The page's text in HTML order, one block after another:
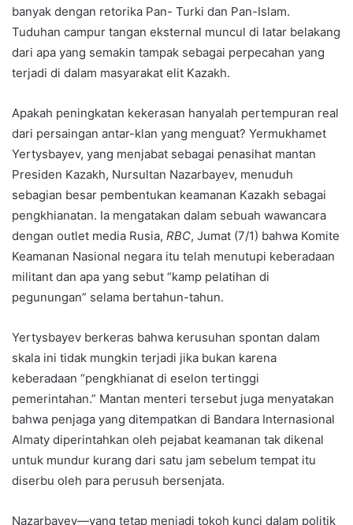
banyak dengan retorika Pan- Turki dan Pan-Islam.
Tuduhan campur tangan eksternal muncul di latar belakang
dari apa yang semakin tampak sebagai perpecahan yang
terjadi di dalam masyarakat elit Kazakh.
Apakah peningkatan kekerasan hanyalah pertempuran real
dari persaingan antar-klan yang menguat? Yermukhamet
Yertysbayev, yang menjabat sebagai penasihat mantan
Presiden Kazakh, Nursultan Nazarbayev, menuduh
sebagian besar pembentukan keamanan Kazakh sebagai
pengkhianatan. Ia mengatakan dalam sebuah wawancara
dengan outlet media Rusia, RBC, Jumat (7/1) bahwa Komite
Keamanan Nasional negara itu telah menutupi keberadaan
militant dan apa yang sebut “kamp pelatihan di
pegunungan” selama bertahun-tahun.
Yertysbayev berkeras bahwa kerusuhan spontan dalam
skala ini tidak mungkin terjadi jika bukan karena
keberadaan “pengkhianat di eselon tertinggi
pemerintahan.” Mantan menteri tersebut juga menyatakan
bahwa penjaga yang ditempatkan di Bandara Internasional
Almaty diperintahkan oleh pejabat keamanan tak dikenal
untuk mundur kurang dari satu jam sebelum tempat itu
diserbu oleh para perusuh bersenjata.
Nazarbayev—yang tetap menjadi tokoh kunci dalam politik